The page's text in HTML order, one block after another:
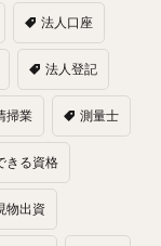
法人口座
法人登記
掃業 測量士
きる資格
物出資